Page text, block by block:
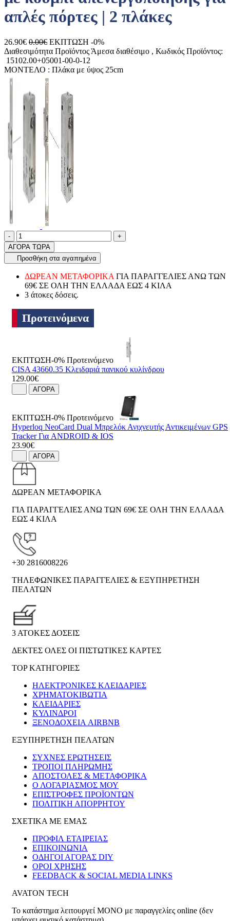
απλές πόρτες | 2 πλάκες
26.90€ 0.00€ ΕΚΠΤΩΣΗ -0%
Διαθεσιμότητα Προϊόντος Άμεσα διαθέσιμο , Κωδικός Προϊόντος:
15102.00+05001-00-0-12
ΜΟΝΤΕΛΟ : Πλάκα με ύψος 25cm
Ποσότητα
-product.increase.quantity +
ΑΓΟΡΑ ΤΩΡΑ
Προσθήκη στα αγαπημένα
ΔΩΡΕΑΝ ΜΕΤΑΦΟΡΙΚΑ ΓΙΑ ΠΑΡΑΓΓΕΛΙΕΣ ΑΝΩ ΤΩΝ
69€ ΣΕ ΟΛΗ ΤΗΝ ΕΛΛΑΔΑ ΕΩΣ 4 ΚΙΛΑ
3 άτοκες δόσεις.
Προτεινόμενα
ΕΚΠΤΩΣΗ-0% Προτεινόμενο
CISA 43660.35 Κλειδαριά πανικού κυλίνδρου
129.00€
ΑΓΟΡΑ
ΕΚΠΤΩΣΗ-0% Προτεινόμενο
Hyperloq NeoCard Dual Μπρελόκ Ανιχνευτής Αντικειμένων GPS
Tracker Για ANDROID & IOS
23.90€
ΑΓΟΡΑ
ΔΩΡΕΑΝ ΜΕΤΑΦΟΡΙΚΑ
ΓΙΑ ΠΑΡΑΓΓΕΛΙΕΣ ΑΝΩ ΤΩΝ 69€ ΣΕ ΟΛΗ ΤΗΝ ΕΛΛΑΔΑ
ΕΩΣ 4 ΚΙΛΑ
+30 2816008226
ΤΗΛΕΦΩΝΙΚΕΣ ΠΑΡΑΓΓΕΛΙΕΣ & ΕΞΥΠΗΡΕΤΗΣΗ
ΠΕΛΑΤΩΝ
3 ΑΤΟΚΕΣ ΔΟΣΕΙΣ
ΔΕΚΤΕΣ ΟΛΕΣ ΟΙ ΠΙΣΤΩΤΙΚΕΣ ΚΑΡΤΕΣ
TOP ΚΑΤΗΓΟΡΙΕΣ
ΗΛΕΚΤΡΟΝΙΚΈΣ ΚΛΕΙΔΑΡΙΈΣ
ΧΡΗΜΑΤΟΚΙΒΏΤΙΑ
ΚΛΕΙΔΑΡΙΈΣ
ΚΎΛΙΝΔΡΟΙ
ΞΕΝΟΔΟΧΕΊΑ AIRBNB
ΕΞΥΠΗΡΕΤΗΣΗ ΠΕΛΑΤΩΝ
ΣΥΧΝΕΣ ΕΡΩΤΗΣΕΙΣ
ΤΡΟΠΟΙ ΠΛΗΡΩΜΗΣ
ΑΠΟΣΤΟΛΕΣ & ΜΕΤΑΦΟΡΙΚΑ
Ο ΛΟΓΑΡΙΑΣΜΟΣ ΜΟΥ
ΕΠΙΣΤΡΟΦΕΣ ΠΡΟΪΟΝΤΩΝ
ΠΟΛΙΤΙΚΗ ΑΠΟΡΡΗΤΟΥ
ΣΧΕΤΙΚΑ ΜΕ ΕΜΑΣ
ΠΡΟΦΙΛ ΕΤΑΙΡΕΙΑΣ
ΕΠΙΚΟΙΝΩΝΙΑ
ΟΔΗΓΟΙ ΑΓΟΡΑΣ DIY
ΟΡΟΙ ΧΡΗΣΗΣ
FEEDBACK & SOCIAL MEDIA LINKS
AVATON TECH
Το κατάστημα λειτουργεί ΜΟΝΟ με παραγγελίες online (δεν